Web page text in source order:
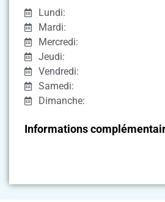
Lundi:
Mardi:
Mercredi:
Jeudi:
Vendredi:
Samedi:
Dimanche:
Informations